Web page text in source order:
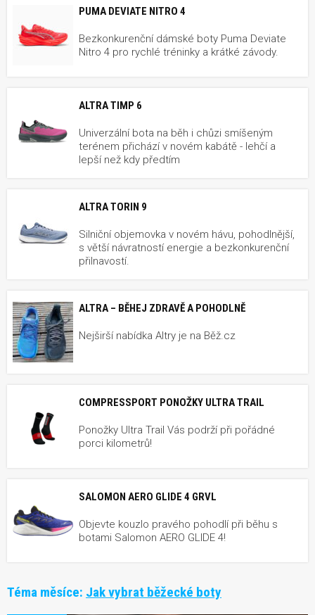
PUMA DEVIATE NITRO 4
Bezkonkurenční dámské boty Puma Deviate
Nitro 4 pro rychlé tréninky a krátké závody.
ALTRA TIMP 6
Univerzální bota na běh i chůzi smíšeným
terénem přichází v novém kabátě - lehčí a
lepší než kdy předtím
ALTRA TORIN 9
Silniční objemovka v novém hávu, pohodlnější,
s větší návratností energie a bezkonkurenční
přilnavostí.
ALTRA – BĚHEJ ZDRAVĚ A POHODLNĚ
Nejširší nabídka Altry je na Běž.cz
COMPRESSPORT PONOŽKY ULTRA TRAIL
Ponožky Ultra Trail Vás podrží při pořádné
porci kilometrů!
SALOMON AERO GLIDE 4 GRVL
Objevte kouzlo pravého pohodlí při běhu s
botami Salomon AERO GLIDE 4!
Téma měsíce: Jak vybrat běžecké boty